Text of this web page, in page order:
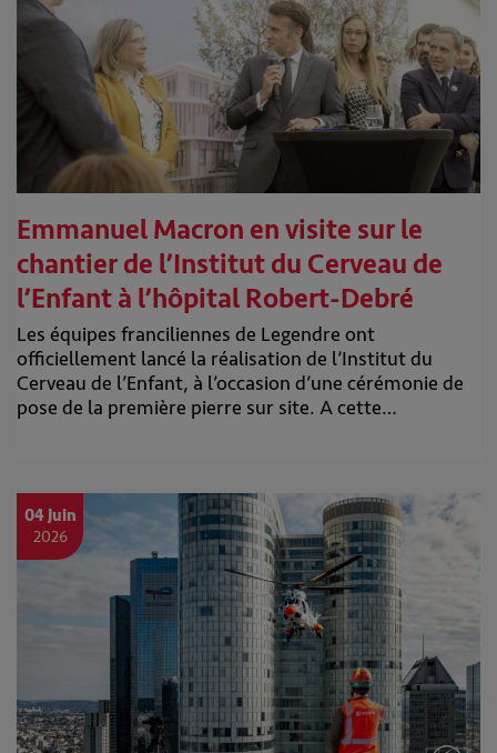
Emmanuel Macron en visite sur le
chantier de l’Institut du Cerveau de
l’Enfant à l’hôpital Robert-Debré
Les équipes franciliennes de Legendre ont
officiellement lancé la réalisation de l’Institut du
Cerveau de l’Enfant, à l’occasion d’une cérémonie de
pose de la première pierre sur site. A cette…
04 Juin
2026